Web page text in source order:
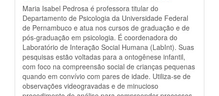
Maria Isabel Pedrosa é professora titular do
Departamento de Psicologia da Universidade Federal
de Pernambuco e atua nos cursos de graduação e de
pós-graduação em psicologia. É coordenadora do
Laboratório de Interação Social Humana (LabInt). Suas
pesquisas estão voltadas para a ontogênese infantil,
com foco na compreensão social de crianças pequenas
quando em convívio com pares de idade. Utiliza-se de
observações videogravadas e de minucioso